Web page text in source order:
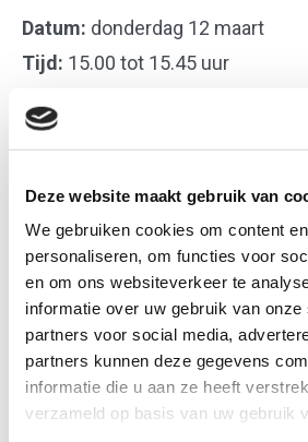
Deze website maakt gebruik van
We gebruiken cookies om content
personaliseren, om functies voor
en om ons websiteverkeer te
informatie over uw gebruik van onze
partners voor social media,
partners kunnen deze gegevens
informatie die u aan ze heeft
verzameld op basis van uw gebruik
Datum: donderdag 12 maart
Tijd: 15.00 tot 15.45 uur
De eiwittransitie is een
waarop we eiwitten produceren
verandert, gedreven door vragen
duurzaamheid, gezondheid,
klimaat. Binnen dit thema brengt
kennis samen over zowel
maatschappelijke
eetpatronen. Op donderdag 12
hierover met: Marianne